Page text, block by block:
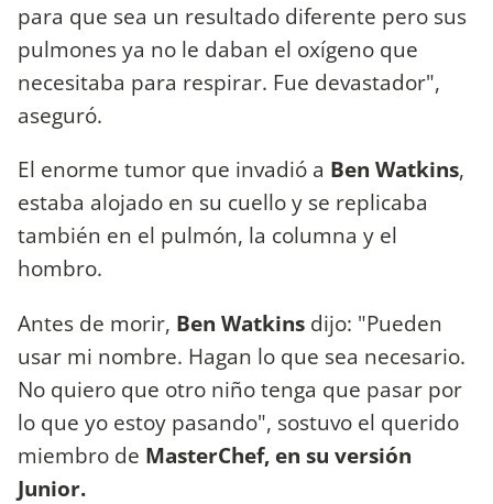
para que sea un resultado diferente pero sus
pulmones ya no le daban el oxígeno que
necesitaba para respirar. Fue devastador",
aseguró.
El enorme tumor que invadió a Ben Watkins,
estaba alojado en su cuello y se replicaba
también en el pulmón, la columna y el
hombro.
Antes de morir, Ben Watkins dijo: "Pueden
usar mi nombre. Hagan lo que sea necesario.
No quiero que otro niño tenga que pasar por
lo que yo estoy pasando", sostuvo el querido
miembro de MasterChef, en su versión
Junior.